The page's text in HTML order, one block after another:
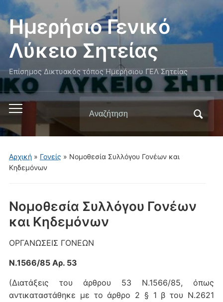
Ημερήσιο Γενικό
Λύκειο Σητείας
Επίσημος Δικτυακός τόπος Ημερήσιου ΓΕΛ Σητείας
Εναλλαγή
του
μενού
για
κινητά
Αναζήτηση
για:
Αρχική» Γονείς » Νομοθεσία Συλλόγου Γονέων και
Κηδεμόνων
Νομοθεσία Συλλόγου Γονέων
και Κηδεμόνων
ΟΡΓΑΝΩΣΕΙΣ ΓΟΝΕΩΝ
Ν.1566/85 Αρ. 53
(Διατάξεις του άρθρου 53 Ν.1566/85, όπως
αντικαταστάθηκε με το άρθρο 2 § 1 β του Ν.2621